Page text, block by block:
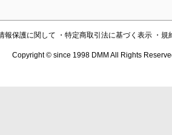
報保護に関して ・特定商取引法に基づく表示 ・規
Copyright © since 1998 DMM All Rights